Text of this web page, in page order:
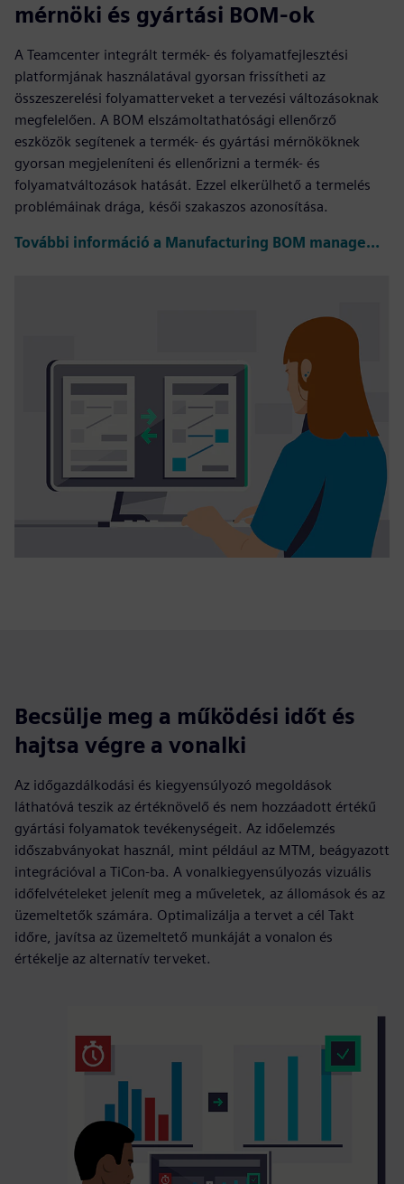
mérnöki és gyártási BOM-ok
A Teamcenter integrált termék- és folyamatfejlesztési
platformjának használatával gyorsan frissítheti az
összeszerelési folyamatterveket a tervezési változásoknak
megfelelően. A BOM elszámoltathatósági ellenőrző
eszközök segítenek a termék- és gyártási mérnököknek
gyorsan megjeleníteni és ellenőrizni a termék- és
folyamatváltozások hatását. Ezzel elkerülhető a termelés
problémáinak drága, késői szakaszos azonosítása.
További információ a Manufacturing BOM management tartalommal kapcsolatosan
Becsülje meg a működési időt és
hajtsa végre a vonalki
Az időgazdálkodási és kiegyensúlyozó megoldások
láthatóvá teszik az értéknövelő és nem hozzáadott értékű
gyártási folyamatok tevékenységeit. Az időelemzés
időszabványokat használ, mint például az MTM, beágyazott
integrációval a TiCon-ba. A vonalkiegyensúlyozás vizuális
időfelvételeket jelenít meg a műveletek, az állomások és az
üzemeltetők számára. Optimalizálja a tervet a cél Takt
időre, javítsa az üzemeltető munkáját a vonalon és
értékelje az alternatív terveket.